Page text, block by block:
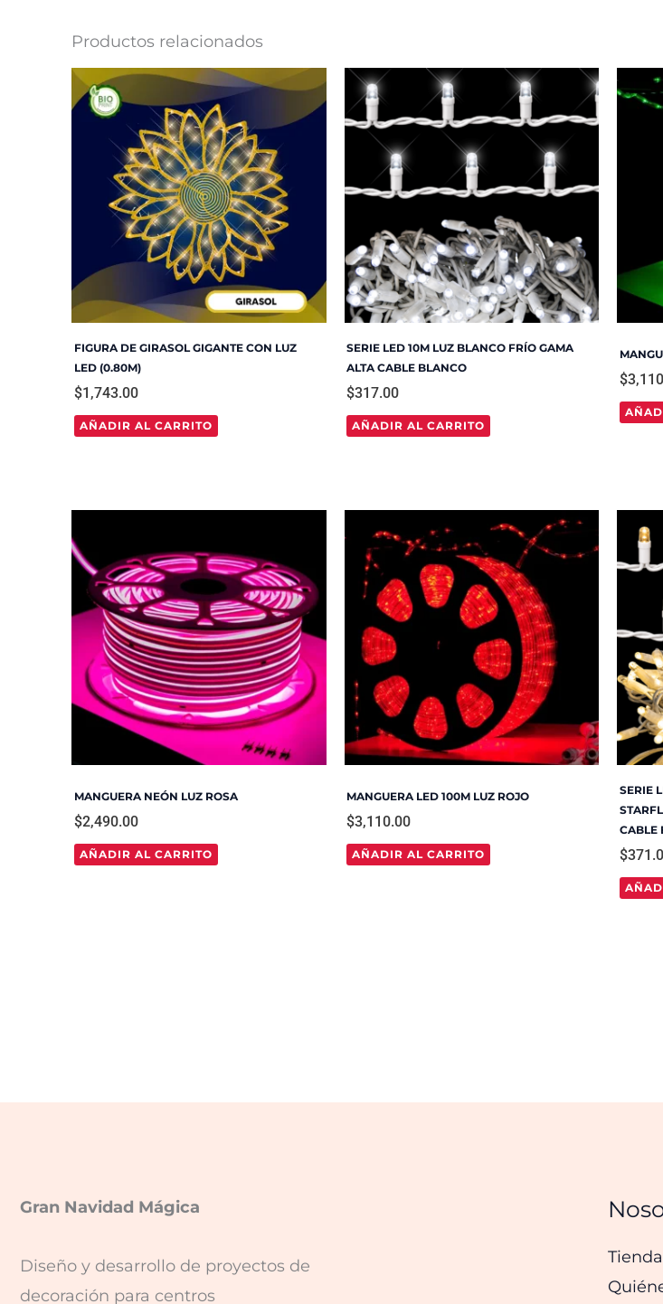
Productos relacionados
FIGURA DE GIRASOL GIGANTE CON LUZ
LED (0.80M)
$1,743.00
AÑADIR AL CARRITO
SERIE LED 10M LUZ BLANCO FRÍO GAMA
ALTA CABLE BLANCO
$317.00
AÑADIR AL CARRITO
$
MANGUERA NEÓN LUZ ROSA
$2,490.00
AÑADIR AL CARRITO
MANGUERA LED 100M LUZ ROJO
$3,110.00
AÑADIR AL CARRITO
SERIE
CABLE
$
Gran Navidad Mágica
Diseño y desarrollo de proyectos de
decoración para centros
Tienda